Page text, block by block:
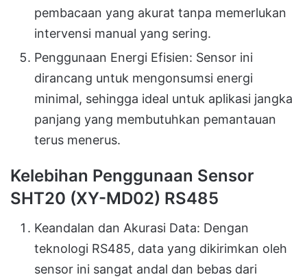
pembacaan yang akurat tanpa memerlukan
intervensi manual yang sering.
Penggunaan Energi Efisien: Sensor ini
dirancang untuk mengonsumsi energi
minimal, sehingga ideal untuk aplikasi jangka
panjang yang membutuhkan pemantauan
terus menerus.
Kelebihan Penggunaan Sensor
SHT20 (XY-MD02) RS485
Keandalan dan Akurasi Data: Dengan
teknologi RS485, data yang dikirimkan oleh
sensor ini sangat andal dan bebas dari